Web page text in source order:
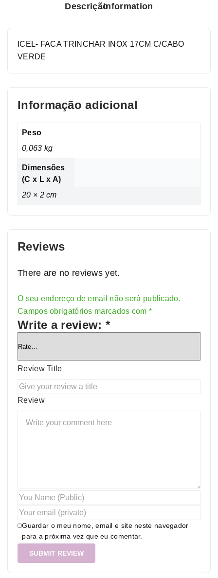
DescriçãoInformation
ICEL- FACA TRINCHAR INOX 17CM C/CABO
VERDE
Informação adicional
Peso
0,063 kg
Dimensões
(C x L x A)
20 × 2 cm
Reviews
There are no reviews yet.
O seu endereço de email não será publicado.
Campos obrigatórios marcados com *
Write a review: *
Review Title
Review
Guardar o meu nome, email e site neste navegador
para a próxima vez que eu comentar.
Alternative: